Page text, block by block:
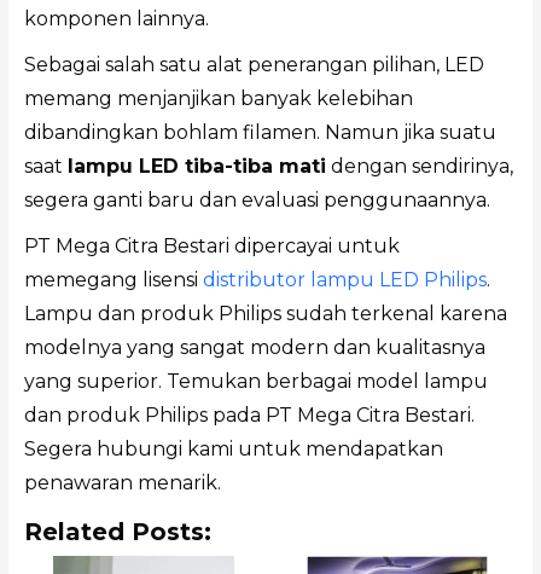
komponen lainnya.
Sebagai salah satu alat penerangan pilihan, LED
memang menjanjikan banyak kelebihan
dibandingkan bohlam filamen. Namun jika suatu
saat lampu LED tiba-tiba mati dengan sendirinya,
segera ganti baru dan evaluasi penggunaannya.
PT Mega Citra Bestari dipercayai untuk
memegang lisensi distributor lampu LED Philips.
Lampu dan produk Philips sudah terkenal karena
modelnya yang sangat modern dan kualitasnya
yang superior. Temukan berbagai model lampu
dan produk Philips pada PT Mega Citra Bestari.
Segera hubungi kami untuk mendapatkan
penawaran menarik.
Related Posts: